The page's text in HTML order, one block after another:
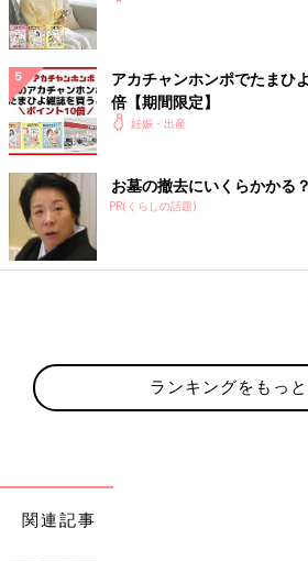
アカチャンホンポでたまひ
倍【期間限定】
妊娠・出産
お墓の撤去にいくらかかる
PR(くらしの話題)
ランキングをもっ
関連記事